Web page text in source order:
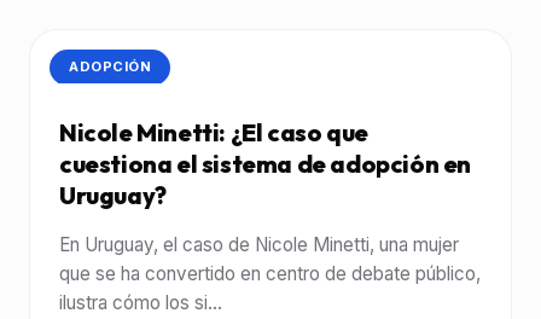
CATEGORÍA:
ADOPCIÓN
Nicole Minetti: ¿El caso que
cuestiona el sistema de adopción en
Uruguay?
En Uruguay, el caso de Nicole Minetti, una mujer
que se ha convertido en centro de debate público,
ilustra cómo los si...